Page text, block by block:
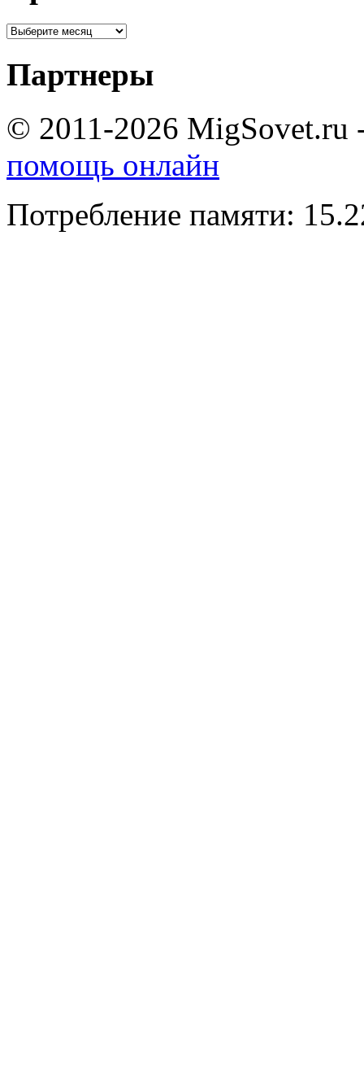
Партнеры
© 2011-2026 MigSovet.ru
помощь онлайн
Потребление памяти: